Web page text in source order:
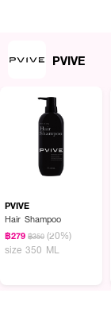
How to Use :
ด้วยน้ำสะอาด
PVIVE
PVIVE
Hair Shampoo
฿279 ฿350 (20%)
size 350 ML